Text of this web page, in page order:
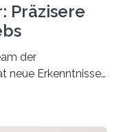
Präzisere
der
neue Erkenntnisse
Studie,